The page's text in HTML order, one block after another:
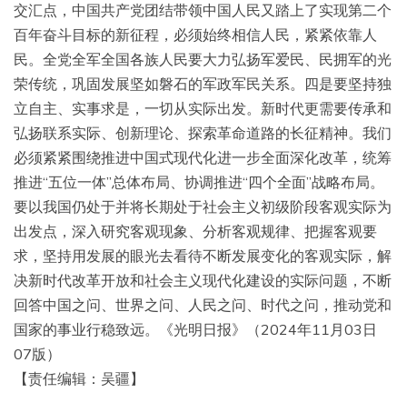
交汇点，中国共产党团结带领中国人民又踏上了实现第二个
百年奋斗目标的新征程，必须始终相信人民，紧紧依靠人
民。全党全军全国各族人民要大力弘扬军爱民、民拥军的光
荣传统，巩固发展坚如磐石的军政军民关系。四是要坚持独
立自主、实事求是，一切从实际出发。新时代更需要传承和
弘扬联系实际、创新理论、探索革命道路的长征精神。我们
必须紧紧围绕推进中国式现代化进一步全面深化改革，统筹
推进“五位一体”总体布局、协调推进“四个全面”战略布局。
要以我国仍处于并将长期处于社会主义初级阶段客观实际为
出发点，深入研究客观现象、分析客观规律、把握客观要
求，坚持用发展的眼光去看待不断发展变化的客观实际，解
决新时代改革开放和社会主义现代化建设的实际问题，不断
回答中国之问、世界之问、人民之问、时代之问，推动党和
国家的事业行稳致远。《光明日报》（2024年11月03日
07版）
【责任编辑：吴疆】